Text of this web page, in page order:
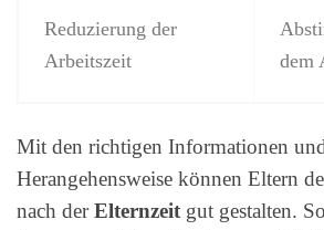
Reduzierung der
Arbeitszeit
dem
Mit den richtigen Informationen
Herangehensweise können Eltern
nach derElternzeitgut gestalten.